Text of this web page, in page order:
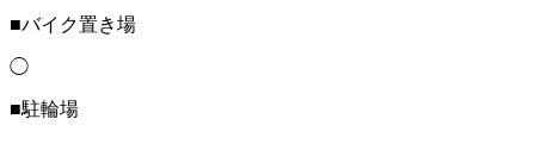
■バイク置き場
◯
■駐輪場